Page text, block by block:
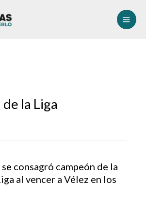
de la Liga
consagró campeón de la
al vencer a Vélez en los